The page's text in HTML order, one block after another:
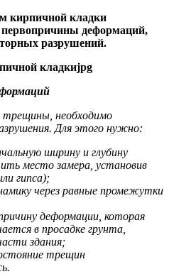
кирпичной кладки
первопричины деформаций,
разрушений.
трещины, необходимо
Для этого нужно:
ширину и глубину
место замера, установив
гипса);
через равные промежутки
деформации, которая
в просадке грунта,
здания;
трещин